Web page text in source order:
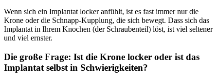
Wenn sich ein Implantat locker anfühlt, ist es fast immer nur die
Krone oder die Schnapp-Kupplung, die sich bewegt. Dass sich das
Implantat in Ihrem Knochen (der Schraubenteil) löst, ist viel seltener
und viel ernster.
Die große Frage: Ist die Krone locker oder ist das
Implantat selbst in Schwierigkeiten?